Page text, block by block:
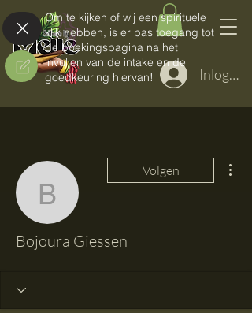
Inloggen
Om te kijken of wij een spirituele
klik hebben, is er pas toegang tot
de boekingspagina na het
invullen van de intake en de
goedkeuring hiervan!
Bojoura Giessen
Volgen
Bojoura Giessen